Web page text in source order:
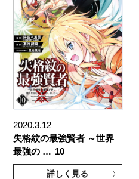
2020.3.12
失格紋の最強賢者 ～世界
最強の … 10
詳しく見る